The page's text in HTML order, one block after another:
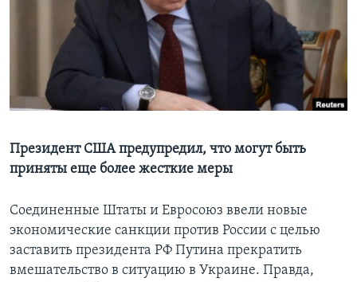
Learning English
СОЦИАЛЬНЫЕ СЕТИ
Языки
Президент США предупредил, что могут быть
приняты еще более жесткие меры
Соединенные Штаты и Евросоюз ввели новые
экономические санкции против России с целью
заставить президента РФ Путина прекратить
вмешательство в ситуацию в Украине. Правда,